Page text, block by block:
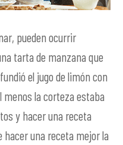
pueden ocurrir
tarta de manzana que
el jugo de limón con
la corteza estaba
y hacer una receta
una receta mejor la